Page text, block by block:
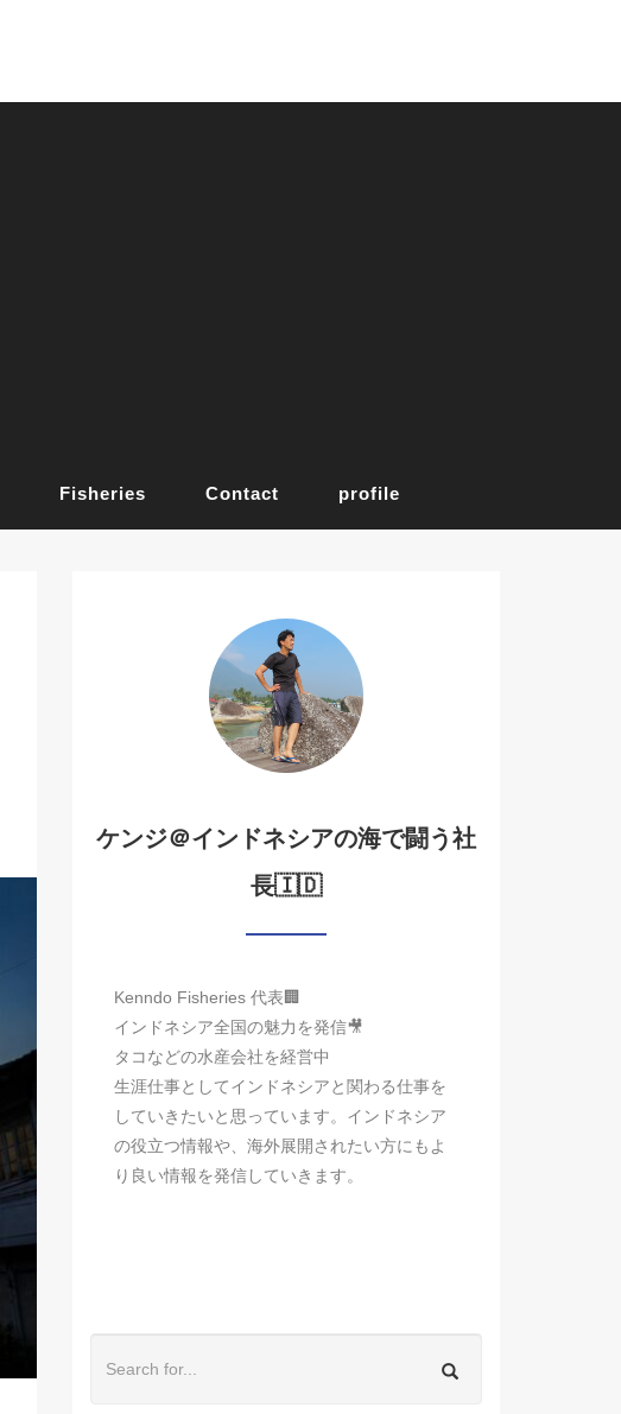
Fisheries Contact profile
ケンジ＠インドネシアの海で闘う社
長🇮🇩
Kenndo Fisheries 代表🏢
インドネシア全国の魅力を発信🎥
タコなどの水産会社を経営中
生涯仕事としてインドネシアと関わる仕事を
していきたいと思っています。インドネシア
の役立つ情報や、海外展開されたい方にもよ
り良い情報を発信していきます。